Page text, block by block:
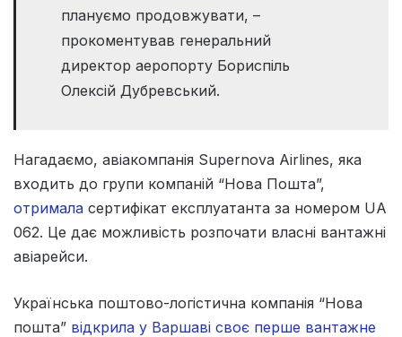
плануємо продовжувати, –
прокоментував генеральний
директор аеропорту Бориспіль
Олексій Дубревський.
Нагадаємо, авіакомпанія Supernova Airlines, яка
входить до групи компаній “Нова Пошта”,
отримала сертифікат експлуатанта за номером UA
062. Це дає можливість розпочати власні вантажні
авіарейси.
Українська поштово-логістична компанія “Нова
пошта” відкрила у Варшаві своє перше вантажне